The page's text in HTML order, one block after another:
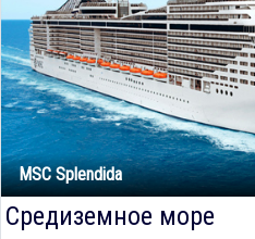
MSC Splendida
Средиземное море